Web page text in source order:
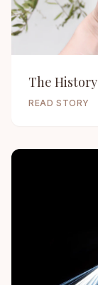
The
READ STORY